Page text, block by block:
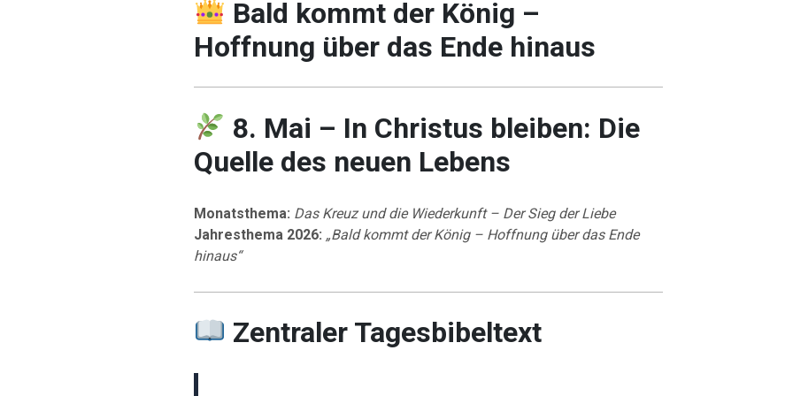
Bald kommt der König –
Hoffnung über das Ende hinaus
8. Mai – In Christus bleiben: Die
Quelle des neuen Lebens
Monatsthema: Das Kreuz und die Wiederkunft – Der Sieg der Liebe
Jahresthema 2026: „Bald kommt der König – Hoffnung über das Ende
hinaus“
Zentraler Tagesbibeltext